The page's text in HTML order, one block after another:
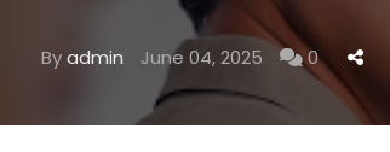
Byadmin June 04, 2025 0